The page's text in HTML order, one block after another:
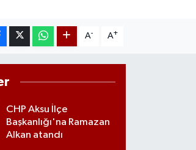
A- A+
CHP Aksu İlçe
Başkanlığı'na Ramazan
Alkan atandı